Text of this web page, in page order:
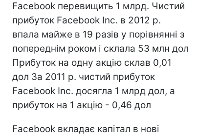
Facebook перевищить 1 млрд. Чистий
прибуток Facebook Inc. в 2012 р.
впала майже в 19 разів у порівнянні з
попереднім роком і склала 53 млн дол
Прибуток на одну акцію склав 0,01
дол За 2011 р. чистий прибуток
Facebook Inc. досягла 1 млрд дол, а
прибуток на 1 акцію - 0,46 дол
Facebook вкладає капітал в нові